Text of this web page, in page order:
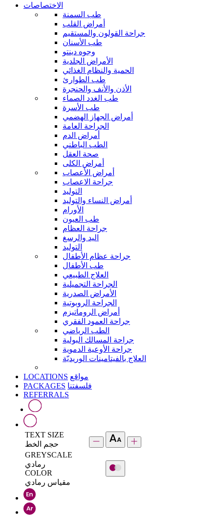
الاختصاصات
طب السمنة
أمراض القلب
جراحة القولون والمستقيم
طب الأسنان
وجوه دينتو
الأمراض الجلدية
الحمية والنظام الغذائي
طب الطوارئ
الأذن والأنف والحنجرة
طب الغدد الصماء
طب الأسرة
أمراض الجهاز الهضمي
الجراحة العامة
أمراض الدم
الطب الباطني
صحة العقل
أمراض الكلى
أمراض الأعصاب
جراحة الاعصاب
التوليد
أمراض النساء والتوليد
الأورام
طب العيون
جراحة العظام
اليد والرسغ
التوليد
جراحة عظام الأطفال
طب الأطفال
العلاج الطبيعي
الجراحة التجميلية
الأمراض الصدرية
الجراحة الروبوتية
أمراض الروماتيزم
جراحة العمود الفقري
الطب الرياضي
جراحة المسالك البولية
جراحة الأوعية الدموية
العلاج بالفيتامينات الوريديّة
LOCATIONS مواقع
PACKAGES فلسفتنا
REFERRALS
TEXT SIZE
حجم الخط
GREYSCALE
رمادي
COLOR
مقياس رمادي